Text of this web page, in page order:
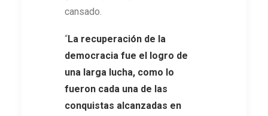
cansado.
“La recuperación de la
democracia fue el logro de
una larga lucha, como lo
fueron cada una de las
conquistas alcanzadas en